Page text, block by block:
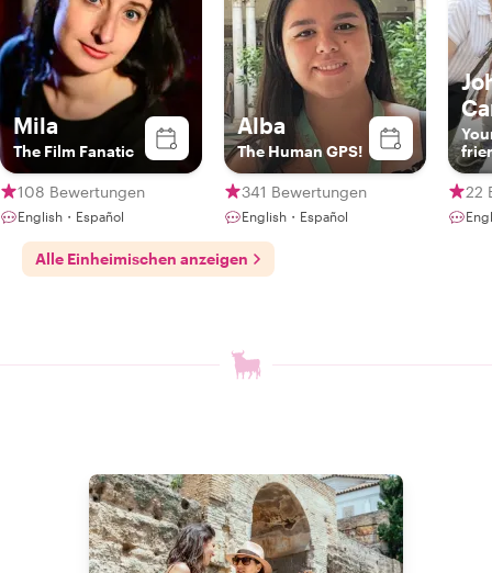
Mila
The Film Fanatic
108 Bewertungen
English・Español
Alba
The Human GPS!
341 Bewertungen
English・Español
22
Alle Einheimischen anzeigen